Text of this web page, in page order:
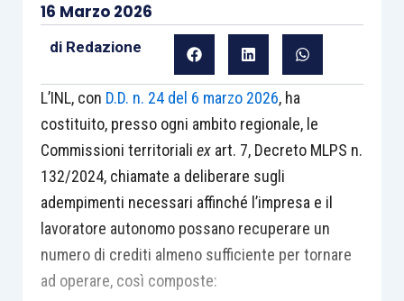
16 Marzo 2026
di Redazione
L’INL, con D.D. n. 24 del 6 marzo 2026, ha
costituito, presso ogni ambito regionale, le
Commissioni territoriali exart. 7, Decreto MLPS n.
132/2024, chiamate a deliberare sugli
adempimenti necessari affinché l’impresa e il
lavoratore autonomo possano recuperare un
numero di crediti almeno sufficiente per tornare
ad operare, così composte: